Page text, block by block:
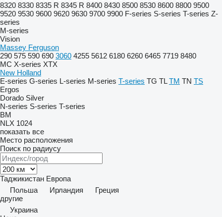
8320 8330 8335 R 8345 R 8400 8430 8500 8530 8600 8800 9500
9520 9530 9600 9620 9630 9700 9900 F-series S-series T-series Z-
series
M-series
Vision
Massey Ferguson
290 575 590 690 3060 4255 5612 6180 6260 6465 7719 8480
MC X-series XTX
New Holland
E-series G-series L-series M-series T-series TG TL TM TN TS
Ergos
Dorado Silver
N-series S-series T-series
BM
NLX 1024
показать все
Место расположения
Поиск по радиусу
Таджикистан Европа
Польша
Ирландия
Греция
другие
Украина